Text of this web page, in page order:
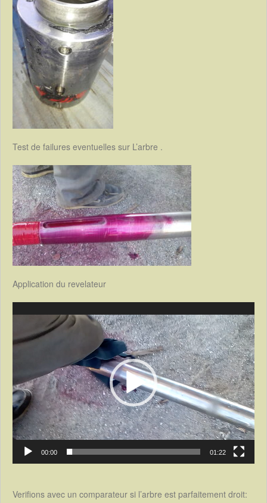
Test de failures eventuelles sur L’arbre .
Application du revelateur
00:00 01:22
Verifions avec un comparateur si l’arbre est parfaitement droit: